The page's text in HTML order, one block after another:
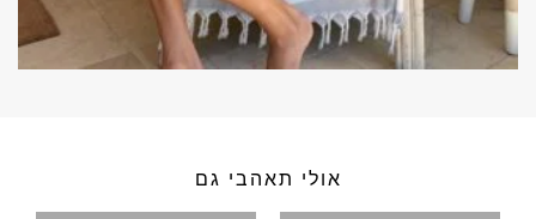
אולי תאהבי גם